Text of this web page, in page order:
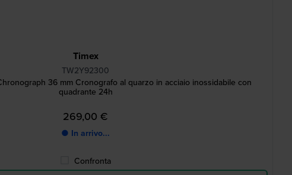
Timex
TW2Y92300
36 mm Cronografo al quarzo in acciaio inossidabile con
quadrante 24h
269,00 €
● In arrivo...
Confronta